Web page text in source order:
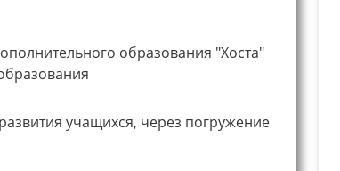
образования "Хоста"
учащихся, через погружение